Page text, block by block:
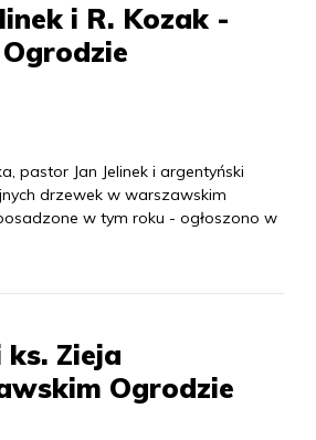
i R. Kozak -
pastor Jan Jelinek i argentyński
drzewek w warszawskim
w tym roku - ogłoszono w
Zieja
Ogrodzie